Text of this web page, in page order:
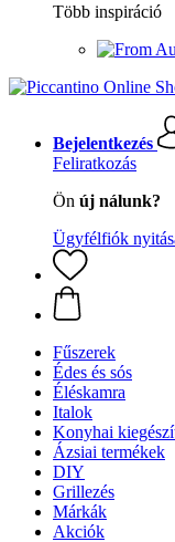
Több inspiráció
Bejelentkezés
Feliratkozás
Ön új nálunk?
Ügyfélfiók
Fűszerek
Édes és sós
Éléskamra
Italok
Konyhai
Ázsiai termékek
DIY
Grillezés
Márkák
Akciók